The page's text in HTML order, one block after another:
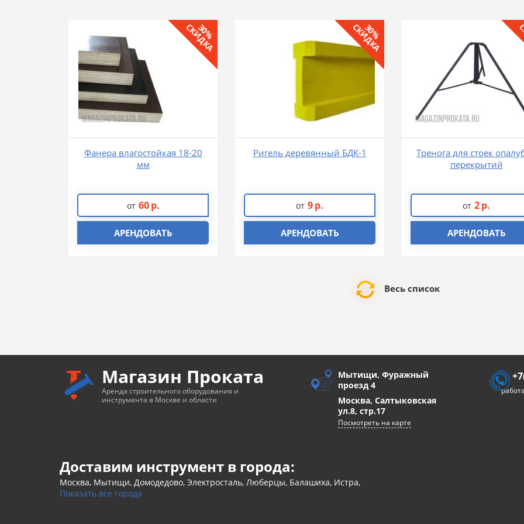
30%
СКИДКА
Фанера влагостойкая 18-20
мм
от 60 р.
АРЕНДОВАТЬ
30%
СКИДКА
Ригель деревянный БДК-1
от 9р.
АРЕНДОВАТЬ
Тренога для стоек
перекрытий
от 2р.
АРЕНДОВАТЬ
Весь список
Магазин Проката
Аренда строительного оборудования и
инструмента в Москве и области
Мытищи, Фуражный
проезд 4
Москва, Салтыковская
ул.8, стр.17
Посмотреть на карте
Доставим инструмент в города:
Москва, Мытищи, Домодедово, Электросталь, Люберцы, Балашиха, Истра,
Показать все города